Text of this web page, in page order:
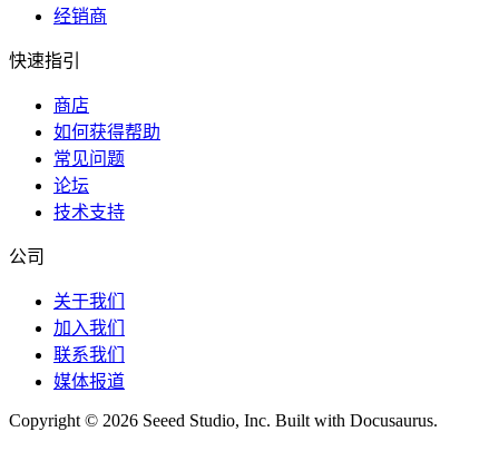
经销商
快速指引
商店
如何获得帮助
常见问题
论坛
技术支持
公司
关于我们
加入我们
联系我们
媒体报道
Copyright © 2026 Seeed Studio, Inc. Built with Docusaurus.